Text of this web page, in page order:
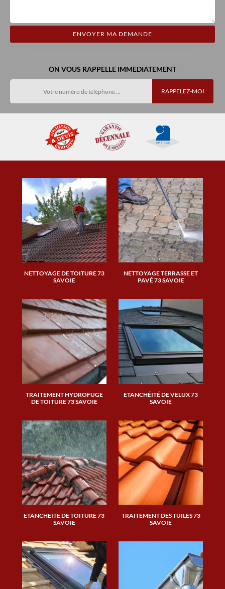
ON VOUS RAPPELLE IMMEDIATEMENT
NETTOYAGE DE TOITURE 73
SAVOIE
NETTOYAGE TERRASSE ET
PAVÉ 73 SAVOIE
TRAITEMENT HYDROFUGE
DE TOITURE 73 SAVOIE
ETANCHÉITÉ DE VELUX 73
SAVOIE
ETANCHEITE DE TOITURE 73
SAVOIE
TRAITEMENT DES TUILES 73
SAVOIE